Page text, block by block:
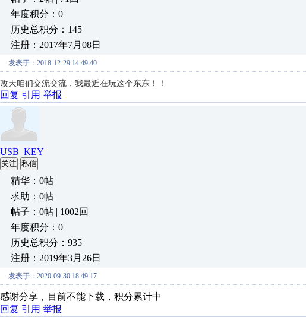
年度积分：0
历史总积分：145
注册：2017年7月08日
发表于：2018-12-29 14:49:40
改天咱们交流交流，我最近在玩这个东东！！
回复 引用 举报
USB_KEY
关注 私信
精华：0帖
求助：0帖
帖子：0帖 | 1002回
年度积分：0
历史总积分：935
注册：2019年3月26日
发表于：2020-09-30 18:49:17
感谢分享，目前不能下载，积分累计中
回复 引用 举报